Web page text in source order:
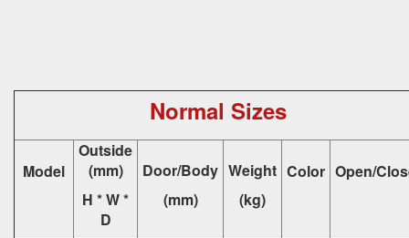
Normal Sizes
Model
Outside
(mm)
H * W *
D
Door/Body
(mm)
Weight
(kg)
Color Open/